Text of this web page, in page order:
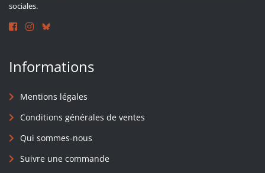
sociales.
Informations
Mentions légales
Conditions générales de ventes
Qui sommes-nous
Suivre une commande